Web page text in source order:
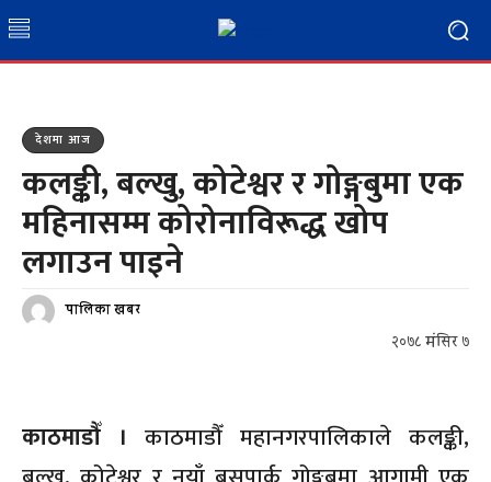
देशमा आज
कलङ्की, बल्खु, कोटेश्वर र गोङ्गबुमा एक
महिनासम्म कोरोनाविरूद्ध खोप
लगाउन पाइने
पालिका खबर
२०७८ मंसिर ७
काठमाडौँ । काठमाडौँ महानगरपालिकाले कलङ्की,